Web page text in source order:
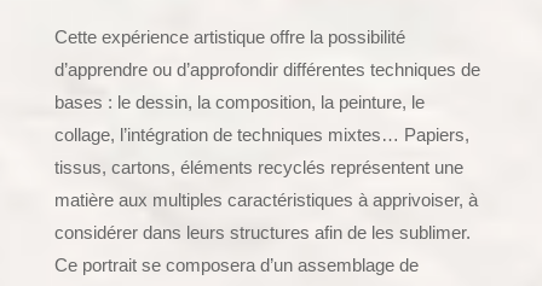
Cette expérience artistique offre la possibilité
d’apprendre ou d’approfondir différentes techniques de
bases : le dessin, la composition, la peinture, le
collage, l’intégration de techniques mixtes… Papiers,
tissus, cartons, éléments recyclés représentent une
matière aux multiples caractéristiques à apprivoiser, à
considérer dans leurs structures afin de les sublimer.
Ce portrait se composera d’un assemblage de